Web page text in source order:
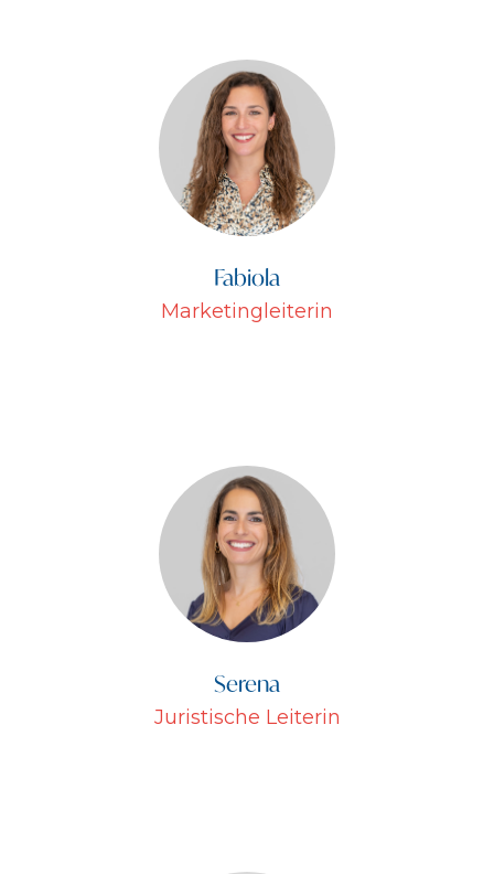
Fabiola
Marketingleiterin
Serena
Juristische Leiterin